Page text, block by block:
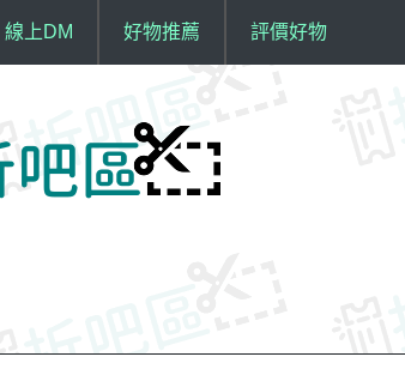
線上DM 好物推薦 評價好物